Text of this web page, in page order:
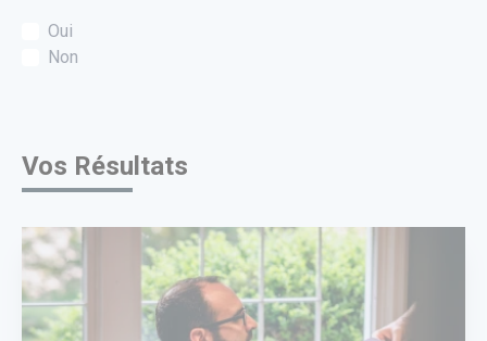
Oui
Non
Vos Résultats